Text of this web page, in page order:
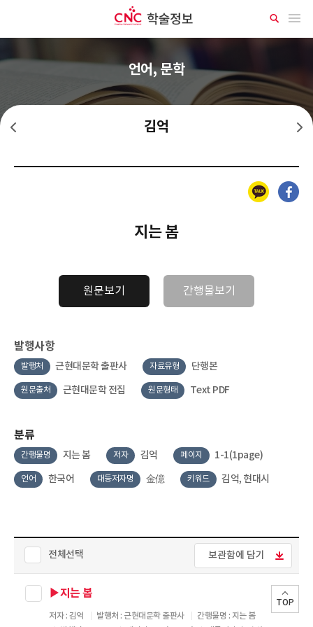
메뉴 열기
상
세
언어, 문학
김억 김영랑
카카오톡 페이스북
지는 봄
원문보기 간행물보기
발행사항
발행처 근현대문학 출판사 자료유형 단행본
원문출처 근현대문학 전집 원문형태 Text PDF
분류
간행물명 지는 봄 저자 김억 페이지 1-1(1page)
언어 한국어 대등저자명 金億 키워드 김억, 현대시
전체선택 보관함에 담기
▶지는 봄
저자 : 김억 발행처 : 근현대문학 출판사
간행물명 : 지는 봄
TOP